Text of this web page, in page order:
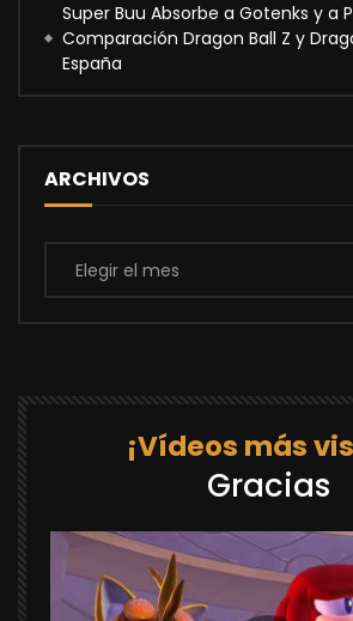
Super Buu Absorbe a Gotenks y a
Comparación Dragon Ball Z y
España
ARCHIVOS
Archivos
¡Vídeos más
Gracias